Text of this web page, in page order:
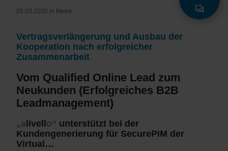
05.03.2020 in News
Vertragsverlängerung und Ausbau der
Kooperation nach erfolgreicher
Zusammenarbeit
Vom Qualified Online Lead zum
Neukunden (Erfolgreiches B2B
Leadmanagement)
„a livell o“ unterstützt bei der
Kundengenerierung für SecurePIM der
Virtual…